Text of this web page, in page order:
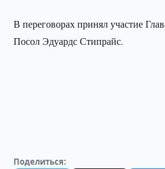
В переговорах принял участие
Посол Эдуардс Стипрайс.
Поделиться: